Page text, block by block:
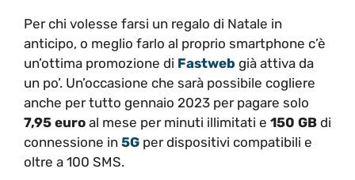
Per chi volesse farsi un regalo di Natale in
anticipo, o meglio farlo al proprio smartphone c’è
un’ottima promozione di Fastweb già attiva da
un po’. Un’occasione che sarà possibile cogliere
anche per tutto gennaio 2023 per pagare solo
7,95 euro al mese per minuti illimitati e 150 GB di
connessione in 5G per dispositivi compatibili e
oltre a 100 SMS.